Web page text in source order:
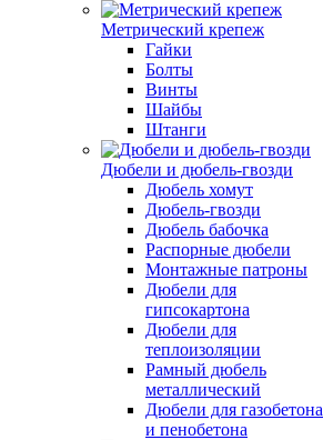
Метрический крепеж
Гайки
Болты
Винты
Шайбы
Штанги
Дюбели и дюбель-гвозди
Дюбель хомут
Дюбель-гвозди
Дюбель бабочка
Распорные дюбели
Монтажные патроны
Дюбели для
гипсокартона
Дюбели для
теплоизоляции
Рамный дюбель
металлический
Дюбели для газобетона
и пенобетона